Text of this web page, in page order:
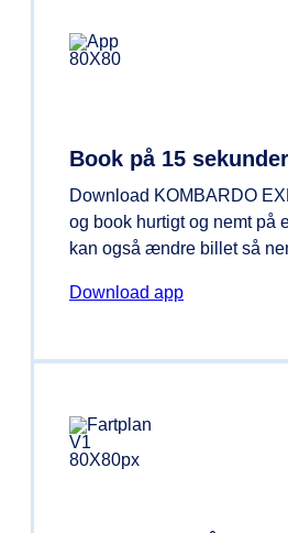
Book på 15 sekunder
Download KOMBARDO
og book hurtigt og nemt på
kan også ændre billet så
Download app